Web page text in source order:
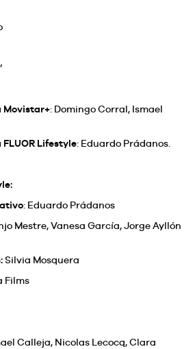
Movistar+: Domingo Corral, Ismael
Lifestyle: Eduardo Prádanos.
: Eduardo Prádanos
Mestre, Vanesa García, Jorge Ayllón
Silvia Mosquera
Films
Calleja, Nicolas Lecocq, Clara